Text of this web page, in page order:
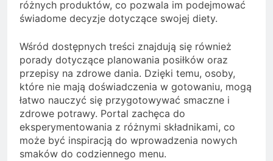
różnych produktów, co pozwala im podejmować
świadome decyzje dotyczące swojej diety.
Wśród dostępnych treści znajdują się również
porady dotyczące planowania posiłków oraz
przepisy na zdrowe dania. Dzięki temu, osoby,
które nie mają doświadczenia w gotowaniu, mogą
łatwo nauczyć się przygotowywać smaczne i
zdrowe potrawy. Portal zachęca do
eksperymentowania z różnymi składnikami, co
może być inspiracją do wprowadzenia nowych
smaków do codziennego menu.